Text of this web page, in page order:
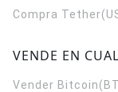
Compra
VENDE EN
Vender